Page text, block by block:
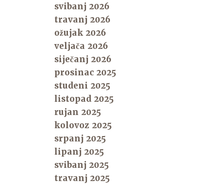
svibanj 2026
travanj 2026
ožujak 2026
veljača 2026
siječanj 2026
prosinac 2025
studeni 2025
listopad 2025
rujan 2025
kolovoz 2025
srpanj 2025
lipanj 2025
svibanj 2025
travanj 2025